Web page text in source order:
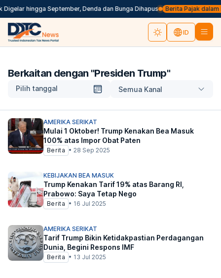
hingga September, Denda dan Bunga Dihapus Berita Pajak dalam
ID
Berkaitan dengan "Presiden Trump"
Pilih tanggal Semua Kanal
AMERIKA SERIKAT
Mulai 1 Oktober! Trump Kenakan Bea Masuk
100% atas Impor Obat Paten
Berita • 28 Sep 2025
KEBIJAKAN BEA MASUK
Trump Kenakan Tarif 19% atas Barang RI,
Prabowo: Saya Tetap Nego
Berita • 16 Jul 2025
AMERIKA SERIKAT
Tarif Trump Bikin Ketidakpastian Perdagangan
Dunia, Begini Respons IMF
Berita • 13 Jul 2025